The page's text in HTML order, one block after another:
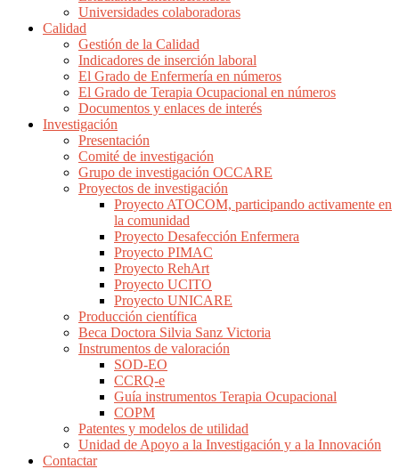
Universidades colaboradoras
Calidad
Gestión de la Calidad
Indicadores de inserción laboral
El Grado de Enfermería en números
El Grado de Terapia Ocupacional en números
Documentos y enlaces de interés
Investigación
Presentación
Comité de investigación
Grupo de investigación OCCARE
Proyectos de investigación
Proyecto ATOCOM, participando activamente en
la comunidad
Proyecto Desafección Enfermera
Proyecto PIMAC
Proyecto RehArt
Proyecto UCITO
Proyecto UNICARE
Producción científica
Beca Doctora Silvia Sanz Victoria
Instrumentos de valoración
SOD-EO
CCRQ-e
Guía instrumentos Terapia Ocupacional
COPM
Patentes y modelos de utilidad
Unidad de Apoyo a la Investigación y a la Innovación
Contactar